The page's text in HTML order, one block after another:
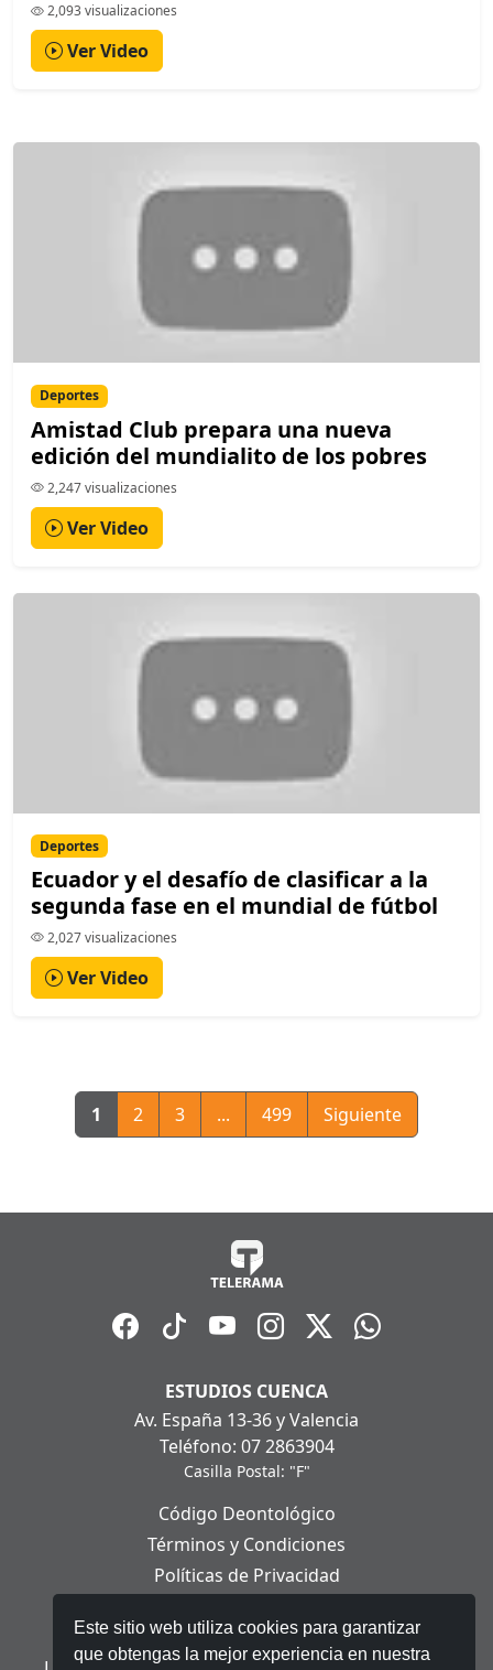
Este sitio web utiliza cookies para garantizar
que obtengas la mejor experiencia en nuestra
2,093 visualizaciones
Ver Video
Deportes
Amistad Club prepara una nueva
edición del mundialito de los pobres
2,247 visualizaciones
Ver Video
Deportes
Ecuador y el desafío de clasificar a la
segunda fase en el mundial de fútbol
2,027 visualizaciones
Ver Video
1 2 3 ... 499 Siguiente
ESTUDIOS CUENCA
Av. España 13-36 y Valencia
Teléfono: 07 2863904
Casilla Postal: "F"
Código Deontológico
Términos y Condiciones
Políticas de Privacidad
Aviso Legal